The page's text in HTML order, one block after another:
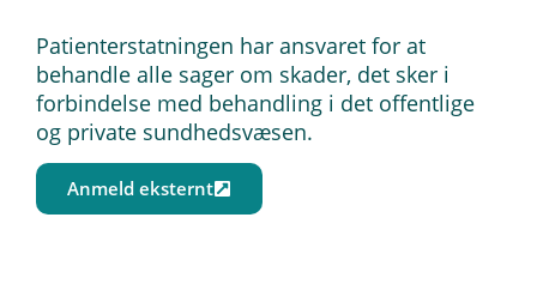
Patienterstatningen har ansvaret for at
behandle alle sager om skader, det sker i
forbindelse med behandling i det offentlige
og private sundhedsvæsen.
Anmeld eksternt